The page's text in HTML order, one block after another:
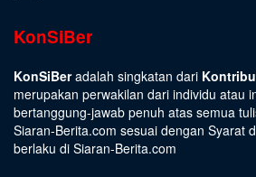
KonSiBer
KonSiBeradalah singkatan dari
merupakan perwakilan dari individu atau
bertanggung-jawab penuh atas semua
Siaran-Berita.com sesuai dengan Syarat
berlaku di Siaran-Berita.com